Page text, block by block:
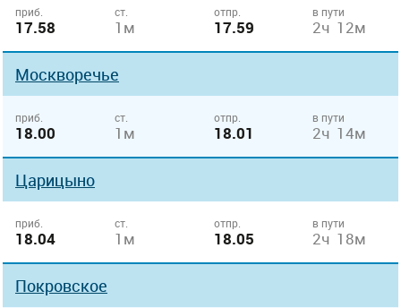
приб.
17.58
ст.
1м
отпр.
17.59
в пути
2ч 12м
Москворечье
приб.
18.00
ст.
1м
отпр.
18.01
в пути
2ч 14м
Царицыно
приб.
18.04
ст.
1м
отпр.
18.05
в пути
2ч 18м
Покровское